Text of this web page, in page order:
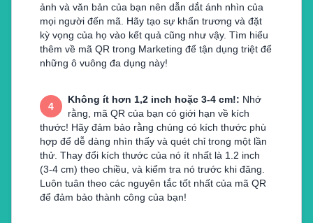
ảnh và văn bản của bạn nên dẫn dắt ánh nhìn của
mọi người đến mã. Hãy tạo sự khẩn trương và đặt
kỳ vọng của họ vào kết quả cũng như vậy. Tìm hiểu
thêm về mã QR trong Marketing để tận dụng triệt để
những ô vuông đa dụng này!
4
Không ít hơn 1,2 inch hoặc 3-4 cm!: Nhớ
rằng, mã QR của bạn có giới hạn về kích
thước! Hãy đảm bảo rằng chúng có kích thước phù
hợp để dễ dàng nhìn thấy và quét chỉ trong một lần
thử. Thay đổi kích thước của nó ít nhất là 1.2 inch
(3-4 cm) theo chiều, và kiểm tra nó trước khi đăng.
Luôn tuân theo các nguyên tắc tốt nhất của mã QR
để đảm bảo thành công của bạn!